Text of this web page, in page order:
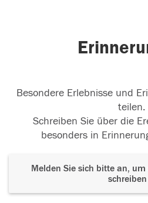
Besondere Erlebnisse und
teilen.
Schreiben Sie über die
besonders in
Melden Sie sich bitte an,
schreiben